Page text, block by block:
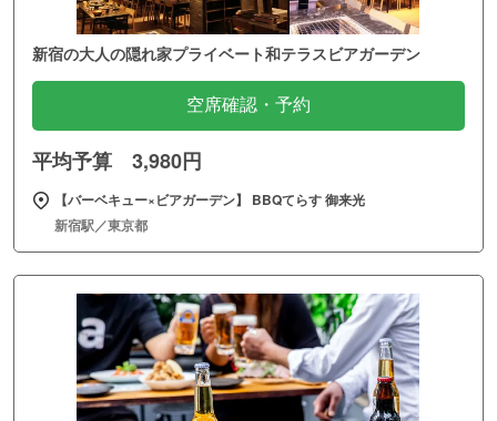
新宿の大人の隠れ家プライベート和テラスビアガーデン
空席確認・予約
平均予算 3,980円
【バーベキュー×ビアガーデン】 BBQてらす 御来光
新宿駅／東京都